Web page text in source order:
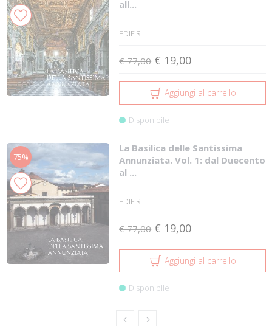
all...
EDIFIR
€ 77,00 € 19,00
Aggiungi al carrello
Disponibile
75%
La Basilica delle Santissima
Annunziata. Vol. 1: dal Duecento
al ...
EDIFIR
€ 77,00 € 19,00
Aggiungi al carrello
Disponibile